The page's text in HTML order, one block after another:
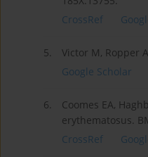
CrossRef
5.
Victor M, Ropper
Google Scholar
6.
Coomes EA,
erythematosus.
CrossRef